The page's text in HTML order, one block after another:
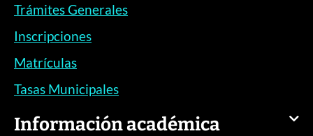
Trámites Generales
Inscripciones
Matrículas
Tasas Municipales
Información académica